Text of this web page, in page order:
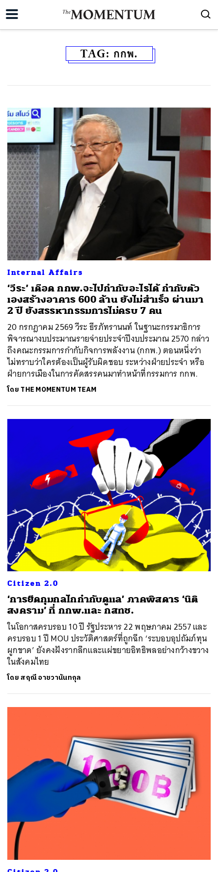
TAG: กกพ.
Internal Affairs
‘วีระ’ เดือด กกพ.จะไปกำกับอะไรได้ กำกับตัว
เองสร้างอาคาร 600 ล้าน ยังไม่สำเร็จ ผ่านมา
2 ปี ยังสรรหากรรมการไม่ครบ 7 คน
20 กรกฎาคม 2569 วีระ ธีรภัทรานนท์ ในฐานะกรรมาธิการ
พิจารณางบประมาณรายจ่ายประจำปีงบประมาณ 2570 กล่าว
ถึงคณะกรรมการกำกับกิจการพลังงาน (กกพ.) ตอนหนึ่งว่า
ไม่ทราบว่าใครต้องเป็นผู้รับผิดชอบ ระหว่างฝ่ายประจำ หรือ
ฝ่ายการเมืองในการคัดสรรคนมาทำหน้าที่กรรมการ กกพ.
โดย THE MOMENTUM TEAM
Citizen 2.0
‘การยึดกุมกลไกกำกับดูแล’ ภาคพิสดาร ‘นิติ
สงคราม’ ที่ กกพ.และ กสทช.
ในโอกาสครบรอบ 10 ปี รัฐประหาร 22 พฤษภาคม 2557 และ
ครบรอบ 1 ปี MOU ประวัติศาสตร์ที่ถูกฉีก ‘ระบอบอุปถัมภ์ทุน
ผูกขาด’ ยังคงฝังรากลึกและแผ่ขยายอิทธิพลอย่างกว้างขวาง
ในสังคมไทย
โดย สฤณี อาชวานันทกุล
ค้นหา
SHARE TWEET LINE EMAIL